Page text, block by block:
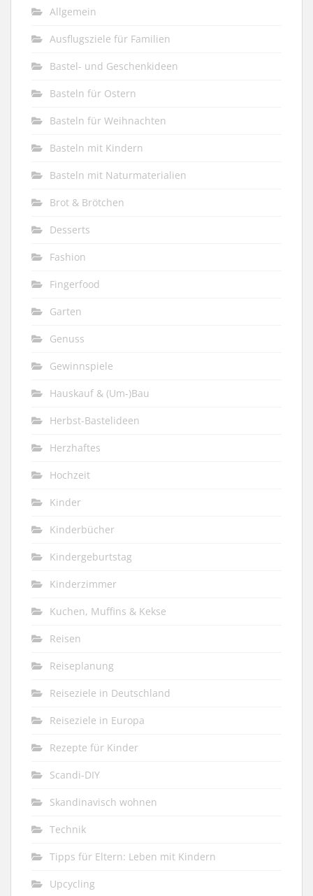
Allgemein
Ausflugsziele für Familien
Bastel- und Geschenkideen
Basteln für Ostern
Basteln für Weihnachten
Basteln mit Kindern
Basteln mit Naturmaterialien
Brot & Brötchen
Desserts
Fashion
Fingerfood
Garten
Genuss
Gewinnspiele
Hauskauf & (Um-)Bau
Herbst-Bastelideen
Herzhaftes
Hochzeit
Kinder
Kinderbücher
Kindergeburtstag
Kinderzimmer
Kuchen, Muffins & Kekse
Reisen
Reiseplanung
Reiseziele in Deutschland
Reiseziele in Europa
Rezepte für Kinder
Scandi-DIY
Skandinavisch wohnen
Technik
Tipps für Eltern: Leben mit Kindern
Upcycling